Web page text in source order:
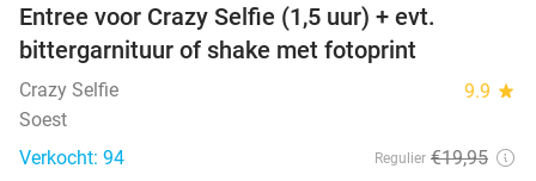
Entree voor Crazy Selfie (1,5 uur) + evt.
bittergarnituur of shake met fotoprint
Crazy Selfie 9.9 star
Soest
Verkocht: 94
Regulier €19,95